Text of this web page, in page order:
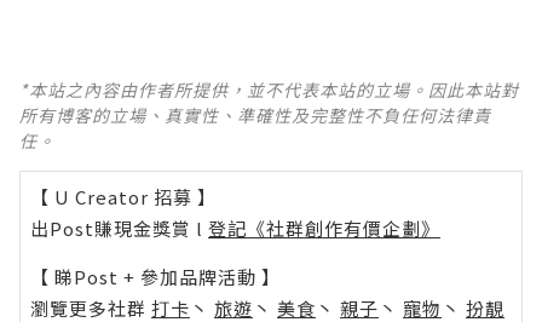
*本站之內容由作者所提供，並不代表本站的立場。因此本站對
所有博客的立場、真實性、準確性及完整性不負任何法律責
任。
【 U Creator 招募 】
出Post賺現金獎賞 l 登記《社群創作有價企劃》
【 睇Post + 參加品牌活動 】
瀏覽更多社群 打卡 丶 旅遊 丶 美食 丶 親子 丶 寵物 丶 扮靚